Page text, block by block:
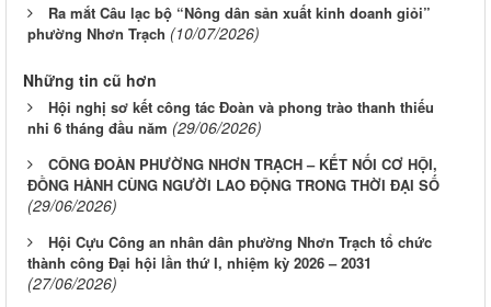
Ra mắt Câu lạc bộ “Nông dân sản xuất kinh doanh giỏi”
phường Nhơn Trạch (10/07/2026)
Những tin cũ hơn
Hội nghị sơ kết công tác Đoàn và phong trào thanh thiếu
nhi 6 tháng đầu năm (29/06/2026)
CÔNG ĐOÀN PHƯỜNG NHƠN TRẠCH – KẾT NỐI CƠ HỘI,
ĐỒNG HÀNH CÙNG NGƯỜI LAO ĐỘNG TRONG THỜI ĐẠI SỐ
(29/06/2026)
Hội Cựu Công an nhân dân phường Nhơn Trạch tổ chức
thành công Đại hội lần thứ I, nhiệm kỳ 2026 – 2031
(27/06/2026)